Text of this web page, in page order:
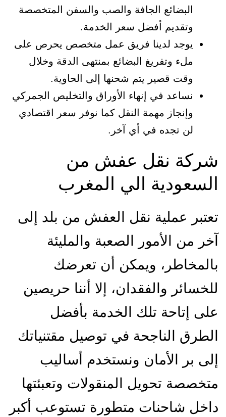
البضائع الجافة والصب والسفن المتخصصة
وتقديم أفضل سعر الخدمة.
يوجد لدينا فريق عمل متخصص يحرص على
ملء وتفريغ البضائع بمنتهى الدقة وخلال
وقت قصير يتم شحنها إلى الحاوية.
نساعد في إنهاء الأوراق والتخليص الجمركي
وإنجاز مهمة النقل كما نوفر سعر اقتصادي
لن تجده في أي آخر.
شركة نقل عفش من
السعودية الي المغرب
تعتبر عملية نقل العفش من بلد إلى
آخر من الأمور الصعبة والمليئة
بالمخاطر، ويمكن أن تعرضك
للخسائر والفقدان، إلا أننا حريصين
على إتاحة تلك الخدمة بأفضل
الطرق الناجحة في توصيل مقتنياتك
إلى بر الأمان ونستخدم أساليب
متخصصة تحويل المنقولات وتعبئتها
داخل شاحنات متطورة تستوعب أكبر